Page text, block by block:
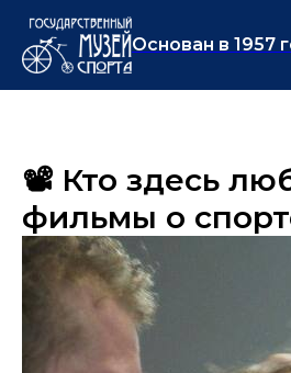
Основан в 1957
📽️ Кто здесь
фильмы о